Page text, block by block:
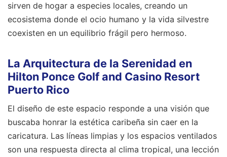
sirven de hogar a especies locales, creando un
ecosistema donde el ocio humano y la vida silvestre
coexisten en un equilibrio frágil pero hermoso.
La Arquitectura de la Serenidad en
Hilton Ponce Golf and Casino Resort
Puerto Rico
El diseño de este espacio responde a una visión que
buscaba honrar la estética caribeña sin caer en la
caricatura. Las líneas limpias y los espacios ventilados
son una respuesta directa al clima tropical, una lección